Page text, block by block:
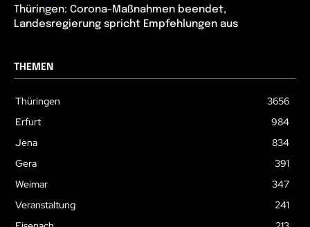
Thüringen: Corona-Maßnahmen beendet,
Landesregierung spricht Empfehlungen aus
THEMEN
Thüringen
3656
Erfurt
984
Jena
834
Gera
391
Weimar
347
Veranstaltung
241